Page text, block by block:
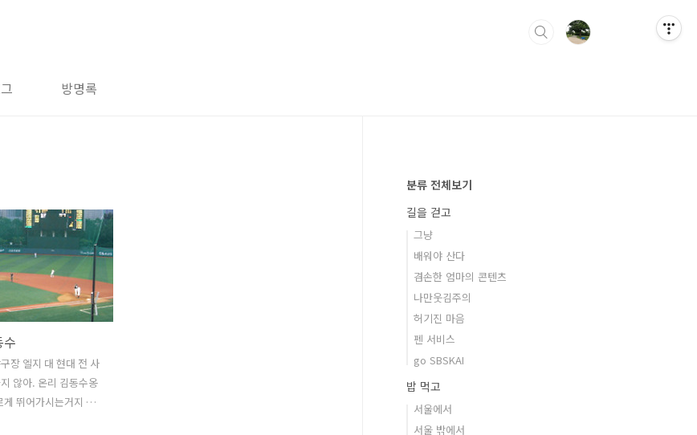
방명록
수
장 엘지 대 현대 전 사
않아. 온리 김동수옹
뛰어가시는거지 ㅠ.
분류 전체보기
길을 걷고
그냥
배워야 산다
겸손한 엄마의 콘텐츠
나만웃김주의
허기진 마음
펜 서비스
go SBSKAI
밥 먹고
서울에서
서울 밖에서